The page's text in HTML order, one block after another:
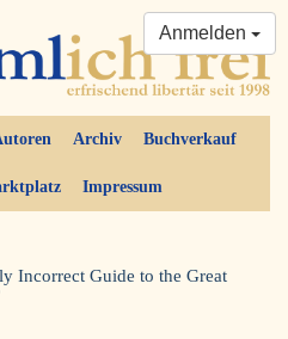
Archiv Buchverkauf
Impressum
Anmelden
Incorrect Guide to the Great